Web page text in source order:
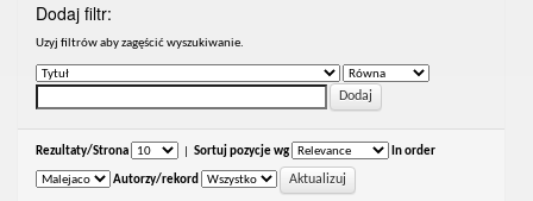
Dodaj filtr:
Uzyj filtrów aby zagęścić wyszukiwanie.
Rezultaty/Strona Sortuj pozycje wg In order
Autorzy/rekord